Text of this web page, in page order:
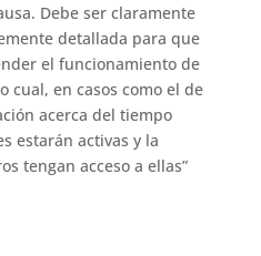
Debe ser claramente
detallada para que
el funcionamiento de
cual, en casos como el de
acerca del tiempo
estarán activas y la
tengan acceso a ellas”